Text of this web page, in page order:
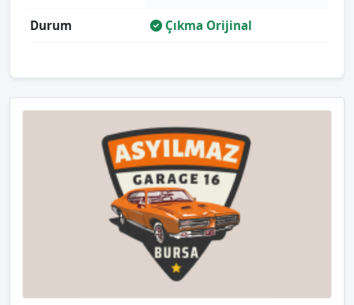
Durum Çıkma Orijinal